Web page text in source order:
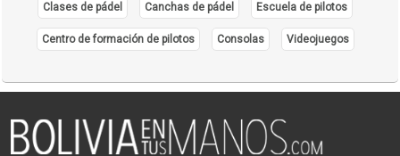
Ecocardiografías
Ecografías pediátricas
Clases de pádel Canchas de pádel Escuela de pilotos
Centro de formación de pilotos Consolas Videojuegos